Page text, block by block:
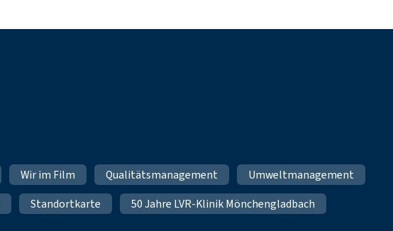
Wir im Film Qualitätsmanagement
Umweltmanagement
Standortkarte 50 Jahre LVR-Klinik Mönchengladbach